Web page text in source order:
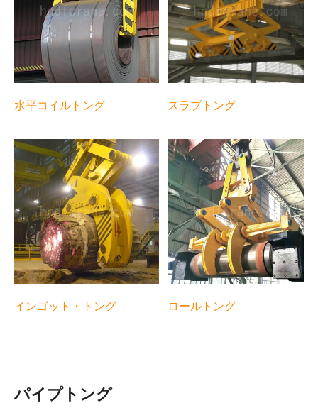
水平コイルトング スラブトング
インゴット・トング ロールトング
パイプトング